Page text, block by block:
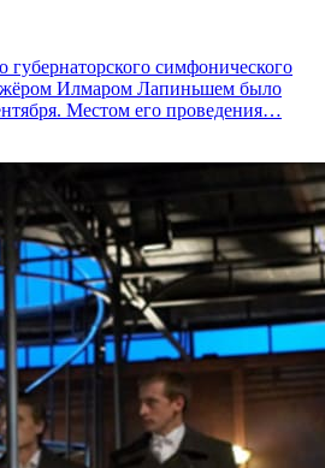
симфонического
Илмаром Лапиньшем было
Местом его проведения…